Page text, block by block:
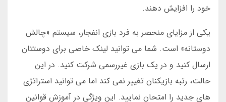
خود را افزایش دهند.
یکی از مزایای منحصر به فرد بازی انفجار، سیستم «چالش
دوستانه» است. شما می توانید لینک خاصی برای دوستتان
ارسال کنید و در یک بازی غیررسمی شرکت کنید. در این
حالت، رتبه بازیکنان تغییر نمی کند اما می توانید استراتژی
های جدید را امتحان نمایید. این ویژگی در آموزش قوانین